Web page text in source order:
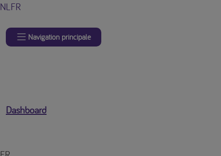
NLFR
Navigation principale
Dashboard